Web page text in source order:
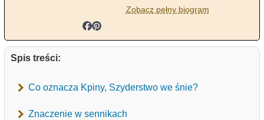
Zobacz pełny biogram
Spis treści:
Co oznacza Kpiny, Szyderstwo we śnie?
Znaczenie w sennikach